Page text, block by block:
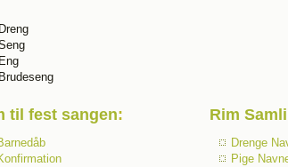
til fest sangen: Rim
Drenge
Pige